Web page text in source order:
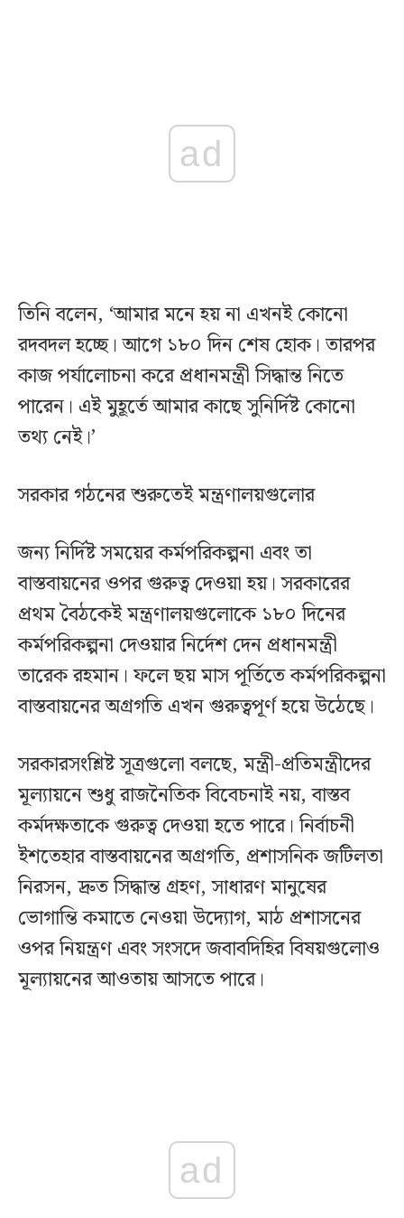
ad
তিনি বলেন, ‘আমার মনে হয় না এখনই কোনো
রদবদল হচ্ছে। আগে ১৮০ দিন শেষ হোক। তারপর
কাজ পর্যালোচনা করে প্রধানমন্ত্রী সিদ্ধান্ত নিতে
পারেন। এই মুহূর্তে আমার কাছে সুনির্দিষ্ট কোনো
তথ্য নেই।’
সরকার গঠনের শুরুতেই মন্ত্রণালয়গুলোর
জন্য নির্দিষ্ট সময়ের কর্মপরিকল্পনা এবং তা
বাস্তবায়নের ওপর গুরুত্ব দেওয়া হয়। সরকারের
প্রথম বৈঠকেই মন্ত্রণালয়গুলোকে ১৮০ দিনের
কর্মপরিকল্পনা দেওয়ার নির্দেশ দেন প্রধানমন্ত্রী
তারেক রহমান। ফলে ছয় মাস পূর্তিতে কর্মপরিকল্পনা
বাস্তবায়নের অগ্রগতি এখন গুরুত্বপূর্ণ হয়ে উঠেছে।
সরকারসংশ্লিষ্ট সূত্রগুলো বলছে, মন্ত্রী-প্রতিমন্ত্রীদের
মূল্যায়নে শুধু রাজনৈতিক বিবেচনাই নয়, বাস্তব
কর্মদক্ষতাকে গুরুত্ব দেওয়া হতে পারে। নির্বাচনী
ইশতেহার বাস্তবায়নের অগ্রগতি, প্রশাসনিক জটিলতা
নিরসন, দ্রুত সিদ্ধান্ত গ্রহণ, সাধারণ মানুষের
ভোগান্তি কমাতে নেওয়া উদ্যোগ, মাঠ প্রশাসনের
ওপর নিয়ন্ত্রণ এবং সংসদে জবাবদিহির বিষয়গুলোও
মূল্যায়নের আওতায় আসতে পারে।
ad